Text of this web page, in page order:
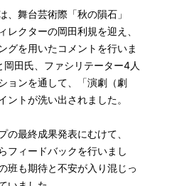
、舞台芸術際「秋の隕石」
レクターの岡田利規を迎え、
グを用いたコメントを行いま
田氏、ファシリテーター4人
ョンを通して、「演劇（劇
ントが洗い出されました。
の最終成果発表にむけて、
フィードバックを行いまし
班も期待と不安が入り混じっ